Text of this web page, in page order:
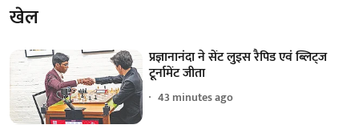
खेल
प्रज्ञानानंदा ने सेंट लुइस रैपिड एवं ब्लिट्ज
टूर्नामेंट जीता
43 minutes ago